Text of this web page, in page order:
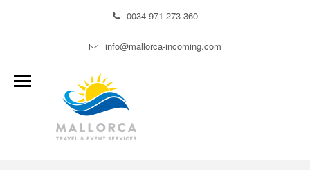
0034 971 273 360
info@mallorca-incoming.com